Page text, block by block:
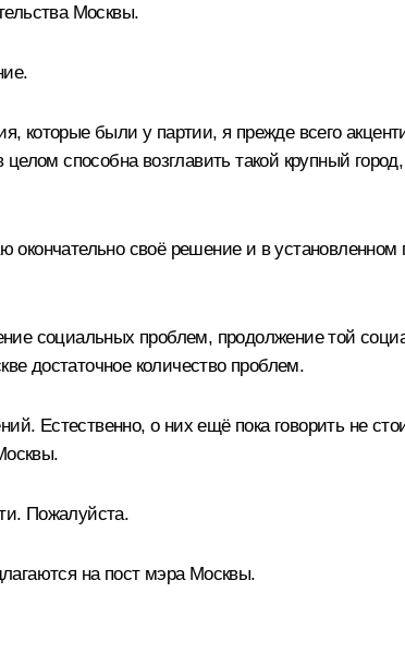
Москвы.
которые были у партии, я прежде всего
способна возглавить такой крупный
своё решение и в установленном
социальных проблем, продолжение той
достаточное количество проблем.
Естественно, о них ещё пока говорить не
Пожалуйста.
на пост мэра Москвы.